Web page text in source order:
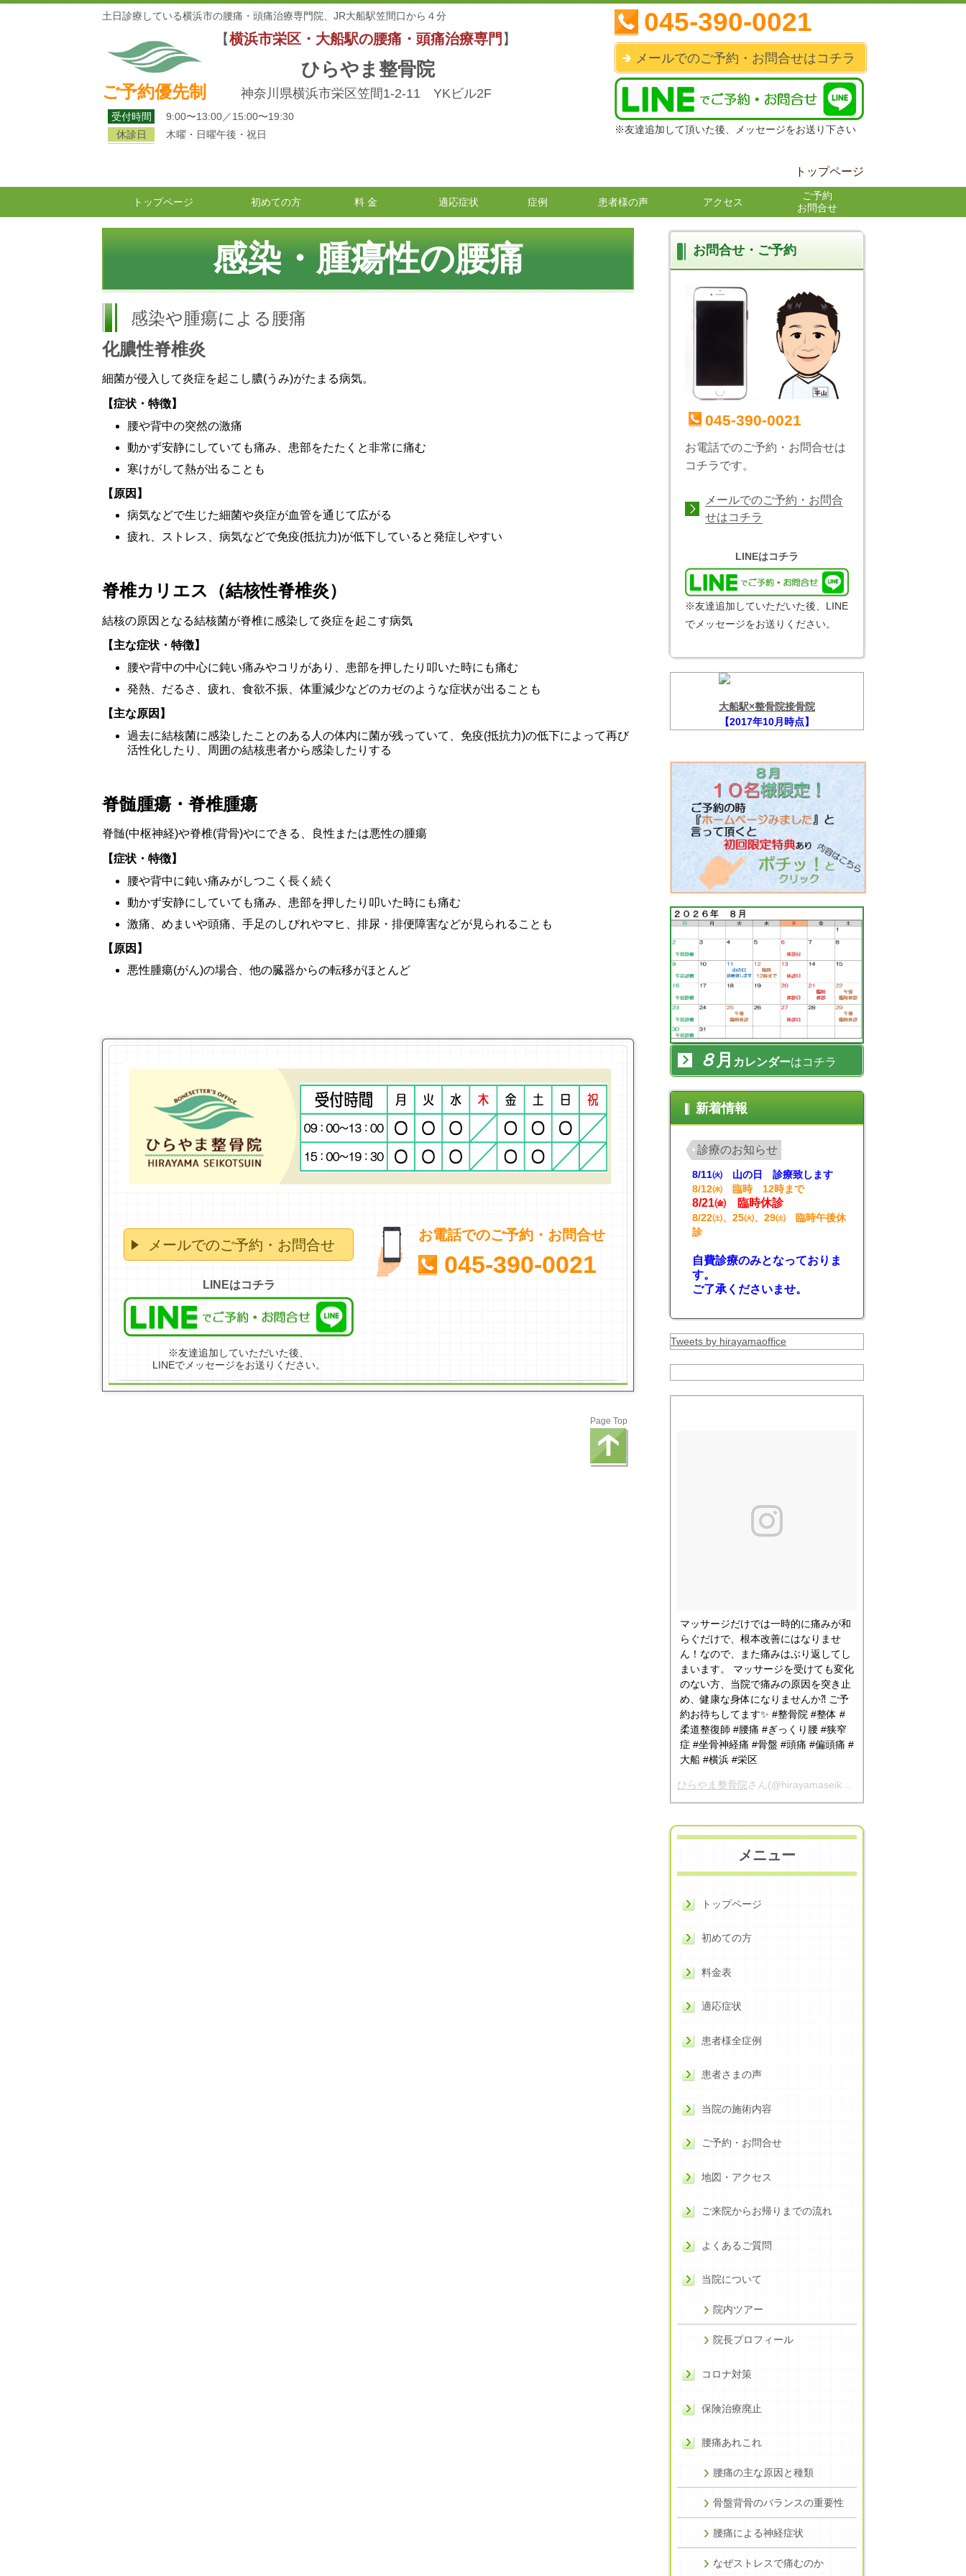
土日診療している横浜市の腰痛・頭痛治療専門院、JR大船駅笠間口から４分
【横浜市栄区・大船駅の腰痛・頭痛治療専門 】
ひらやま整骨院
ご予約優先制 神奈川県横浜市栄区笠間1-2-11 YKビル2F
受付時間
9:00〜13:00／15:00〜19:30
休診日
木曜・日曜午後・祝日
045-390-0021
メールでのご予約・お問合せはコチラ
※友達追加して頂いた後、メッセージをお送り下さい
トップページ
トップページ 初めての方 料 金 適応症状 症例 患者様の声 アクセス
ご予約
お問合せ
感染・腫瘍性の腰痛
感染や腫瘍による腰痛
化膿性脊椎炎
細菌が侵入して炎症を起こし膿(うみ)がたまる病気。
【症状・特徴】
腰や背中の突然の激痛
動かず安静にしていても痛み、患部をたたくと非常に痛む
寒けがして熱が出ることも
【原因】
病気などで生じた細菌や炎症が血管を通じて広がる
疲れ、ストレス、病気などで免疫(抵抗力)が低下していると発症しやすい
脊椎カリエス（結核性脊椎炎）
結核の原因となる結核菌が脊椎に感染して炎症を起こす病気
【主な症状・特徴】
腰や背中の中心に鈍い痛みやコリがあり、患部を押したり叩いた時にも痛む
発熱、だるさ、疲れ、食欲不振、体重減少などのカゼのような症状が出ることも
【主な原因】
過去に結核菌に感染したことのある人の体内に菌が残っていて、免疫(抵抗力)の低下によって再び
活性化したり、周囲の結核患者から感染したりする
脊髄腫瘍・脊椎腫瘍
脊髄(中枢神経)や脊椎(背骨)やにできる、良性または悪性の腫瘍
【症状・特徴】
腰や背中に鈍い痛みがしつこく長く続く
動かず安静にしていても痛み、患部を押したり叩いた時にも痛む
激痛、めまいや頭痛、手足のしびれやマヒ、排尿・排便障害などが見られることも
【原因】
悪性腫瘍(がん)の場合、他の臓器からの転移がほとんど
メールでのご予約・お問合せ
LINEはコチラ
※友達追加していただいた後、
LINEでメッセージをお送りください。
お電話でのご予約・お問合せ
045-390-0021
Page Top
お問合せ・ご予約
045-390-0021
お電話でのご予約・お問合せは
コチラです。
メールでのご予約・お問合
せはコチラ
LINEはコチラ
※友達追加していただいた後、LINE
でメッセージをお送りください。
大船駅×整骨院接骨院
【2017年10月時点】
８月カレンダーはコチラ
新着情報
診療のお知らせ
8/11㈫ 山の日 診療致します
8/12㈬ 臨時 12時まで
8/21㈮ 臨時休診
8/22㈯、25㈫、29㈯ 臨時午後休
診
自費診療のみとなっておりま
す。
ご了承くださいませ。
Tweets by hirayamaoffice
マッサージだけでは一時的に痛みが和
らぐだけで、根本改善にはなりませ
ん！なので、また痛みはぶり返してし
まいます。 マッサージを受けても変化
のない方、当院で痛みの原因を突き止
め、健康な身体になりませんか⁈ ご予
約お待ちしてます✨ #整骨院 #整体 #
柔道整復師 #腰痛 #ぎっくり腰 #狭窄
症 #坐骨神経痛 #骨盤 #頭痛 #偏頭痛 #
大船 #横浜 #栄区
ひらやま整骨院さん(@hirayamaseikotsuin)がシェアした投稿 -
メニュー
トップページ
初めての方
料金表
適応症状
患者様全症例
患者さまの声
当院の施術内容
ご予約・お問合せ
地図・アクセス
ご来院からお帰りまでの流れ
よくあるご質問
当院について
院内ツアー
院長プロフィール
コロナ対策
保険治療廃止
腰痛あれこれ
腰痛の主な原因と種類
骨盤背骨のバランスの重要性
腰痛による神経症状
なぜストレスで痛むのか